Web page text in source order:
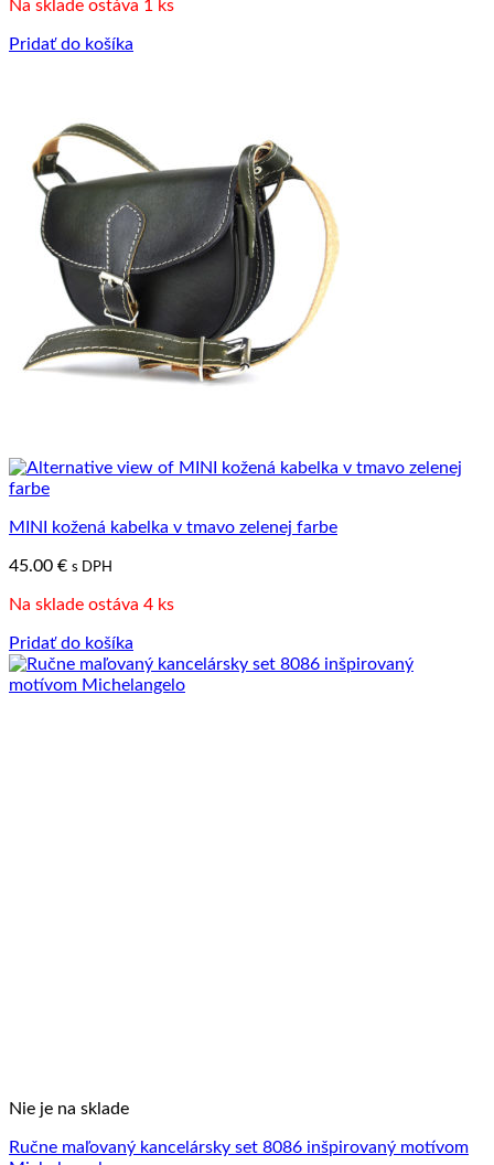
Na sklade ostáva 1 ks
Pridať do košíka
MINI kožená kabelka v tmavo zelenej farbe
45.00 € s DPH
Na sklade ostáva 4 ks
Pridať do košíka
Nie je na sklade
Ručne maľovaný kancelársky set 8086 inšpirovaný motívom